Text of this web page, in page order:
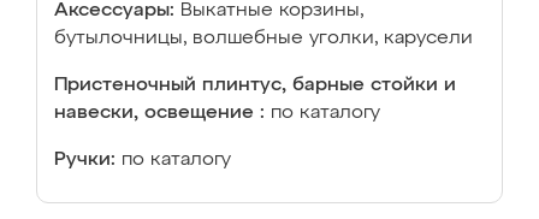
Аксессуары: Выкатные корзины,
бутылочницы, волшебные уголки, карусели
Пристеночный плинтус, барные стойки и
навески, освещение : по каталогу
Ручки: по каталогу